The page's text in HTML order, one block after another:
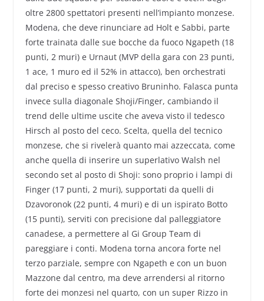
oltre 2800 spettatori presenti nell’impianto monzese.
Modena, che deve rinunciare ad Holt e Sabbi, parte
forte trainata dalle sue bocche da fuoco Ngapeth (18
punti, 2 muri) e Urnaut (MVP della gara con 23 punti,
1 ace, 1 muro ed il 52% in attacco), ben orchestrati
dal preciso e spesso creativo Bruninho. Falasca punta
invece sulla diagonale Shoji/Finger, cambiando il
trend delle ultime uscite che aveva visto il tedesco
Hirsch al posto del ceco. Scelta, quella del tecnico
monzese, che si rivelerà quanto mai azzeccata, come
anche quella di inserire un superlativo Walsh nel
secondo set al posto di Shoji: sono proprio i lampi di
Finger (17 punti, 2 muri), supportati da quelli di
Dzavoronok (22 punti, 4 muri) e di un ispirato Botto
(15 punti), serviti con precisione dal palleggiatore
canadese, a permettere al Gi Group Team di
pareggiare i conti. Modena torna ancora forte nel
terzo parziale, sempre con Ngapeth e con un buon
Mazzone dal centro, ma deve arrendersi al ritorno
forte dei monzesi nel quarto, con un super Rizzo in